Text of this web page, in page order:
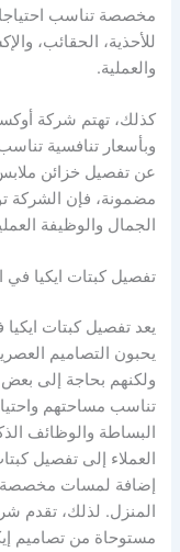
مخصصة تناسب
للأحذية، الحقائب،
والعملية.
كذلك، تهتم شركة
وبأسعار تنافسية
عن تفصيل خزائن
مضمونة، فإن الشركة
الجمال والوظيفة
تفصيل كبتات ايكيا في
يعد تفصيل كبتات
يحبون التصاميم
ولكنهم بحاجة إلى بعض
تناسب مساحتهم
البساطة والوظائف
العملاء إلى تفصيل
إضافة لمسات مخصصة
المنزل. لذلك، تقدم
مستوحاة من تصاميم